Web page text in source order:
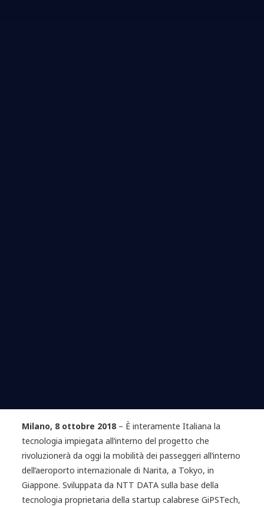
Milano, 8 ottobre 2018– È interamente Italiana la
tecnologia impiegata all’interno del progetto che
rivoluzionerà da oggi la mobilità dei passeggeri all’interno
dell’aeroporto internazionale di Narita, a Tokyo, in
Giappone. Sviluppata da NTT DATA sulla base della
tecnologia proprietaria della startup calabrese GiPSTech,